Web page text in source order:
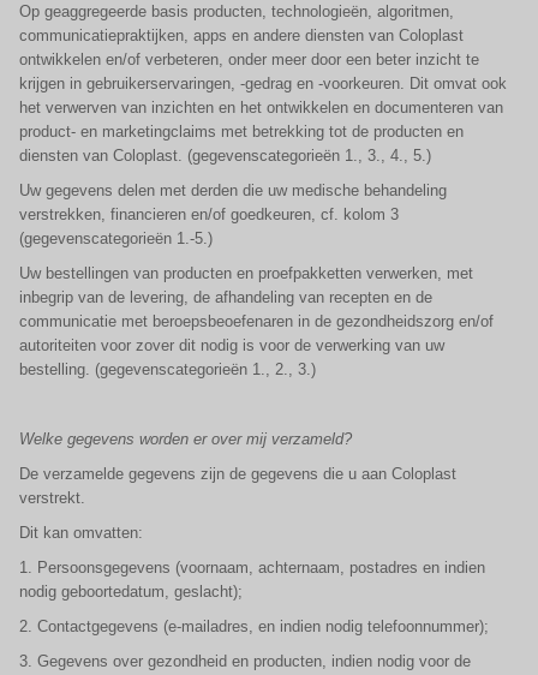
Op geaggregeerde basis producten, technologieën, algoritmen,
communicatiepraktijken, apps en andere diensten van Coloplast
ontwikkelen en/of verbeteren, onder meer door een beter inzicht te
krijgen in gebruikerservaringen, -gedrag en -voorkeuren. Dit omvat ook
het verwerven van inzichten en het ontwikkelen en documenteren van
product- en marketingclaims met betrekking tot de producten en
diensten van Coloplast. (gegevenscategorieën 1., 3., 4., 5.)
Uw gegevens delen met derden die uw medische behandeling
verstrekken, financieren en/of goedkeuren, cf. kolom 3
(gegevenscategorieën 1.-5.)
Uw bestellingen van producten en proefpakketten verwerken, met
inbegrip van de levering, de afhandeling van recepten en de
communicatie met beroepsbeoefenaren in de gezondheidszorg en/of
autoriteiten voor zover dit nodig is voor de verwerking van uw
bestelling. (gegevenscategorieën 1., 2., 3.)
Welke gegevens worden er over mij verzameld?
De verzamelde gegevens zijn de gegevens die u aan Coloplast
verstrekt.
Dit kan omvatten:
1. Persoonsgegevens (voornaam, achternaam, postadres en indien
nodig geboortedatum, geslacht);
2. Contactgegevens (e-mailadres, en indien nodig telefoonnummer);
3. Gegevens over gezondheid en producten, indien nodig voor de